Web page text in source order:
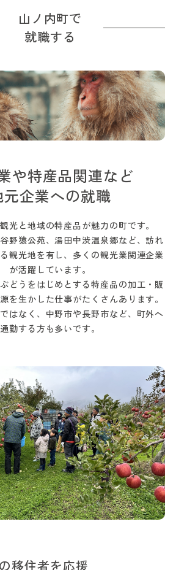
山ノ内町で
就職する
や特産品関連など
元企業への就職
光と地域の特産品が魅力の町です。
野猿公苑、湯田中渋温泉郷など、訪れ
観光地を有し、多くの観光業関連企業
が活躍しています。
どうをはじめとする特産品の加工・販
を生かした仕事がたくさんあります。
はなく、中野市や長野市など、町外へ
通勤する方も多いです。
移住者を応援